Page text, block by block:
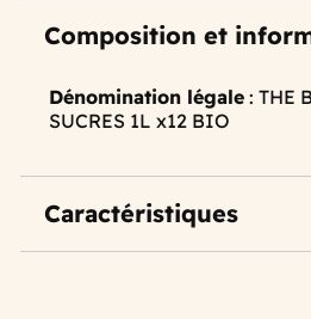
Composition et
Dénomination légale : THE
SUCRES 1L x12 BIO
Caractéristiques